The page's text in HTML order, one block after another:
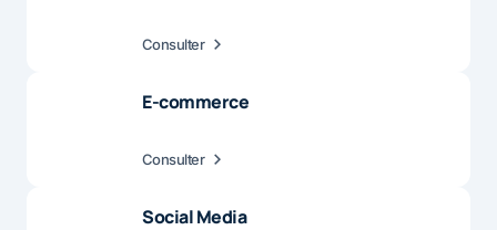
Consulter
E-commerce
Consulter
Social Media